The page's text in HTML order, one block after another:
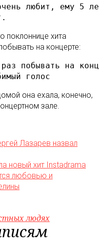
любит, ему 5
поклоннице хита
на концерте:
побывать на
голос
она ехала, конечно,
зале.
Лазарев назвал
новый хит Instadrama
любовью и
людях